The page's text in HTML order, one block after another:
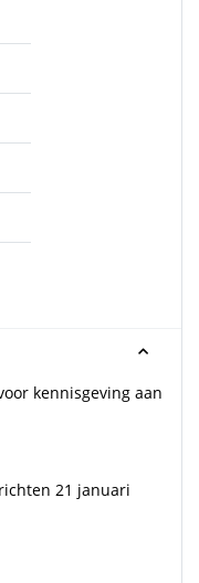
kennisgeving aan
21 januari